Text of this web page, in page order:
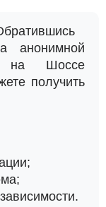
анонимной
на Шоссе
получить